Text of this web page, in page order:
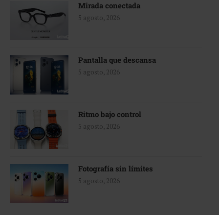
Mirada conectada
5 agosto, 2026
Pantalla que descansa
5 agosto, 2026
Ritmo bajo control
5 agosto, 2026
Fotografía sin límites
5 agosto, 2026